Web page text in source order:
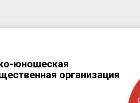
юношеская
организация